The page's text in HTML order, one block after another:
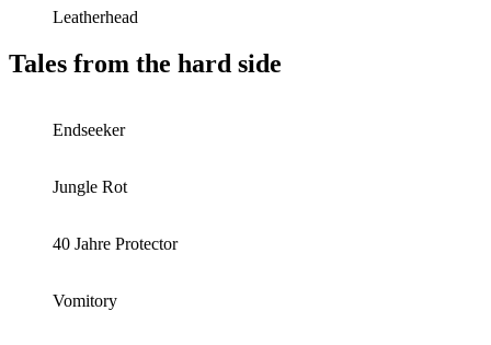
Leatherhead
Tales from the hard side
Endseeker
Jungle Rot
40 Jahre Protector
Vomitory